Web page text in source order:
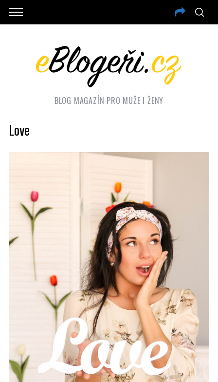
BLOG MAGAZÍN PRO MUŽE I ŽENY
Love